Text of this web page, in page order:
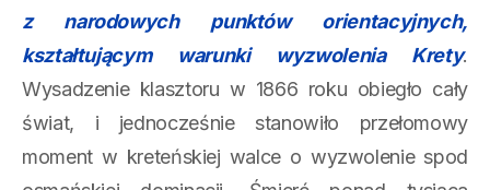
z narodowych punktów orientacyjnych,
kształtującym warunki wyzwolenia Krety.
Wysadzenie klasztoru w 1866 roku obiegło cały
świat, i jednocześnie stanowiło przełomowy
moment w kreteńskiej walce o wyzwolenie spod